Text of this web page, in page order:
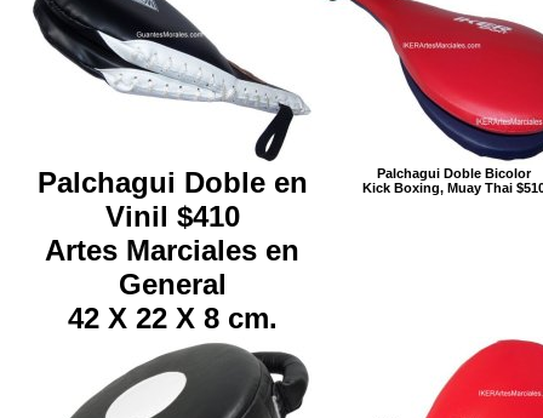
Palchagui Doble en
Vinil $410
Artes Marciales en
General
42 X 22 X 8 cm.
Palchagui Doble Bicolor
Kick Boxing, Muay Thai